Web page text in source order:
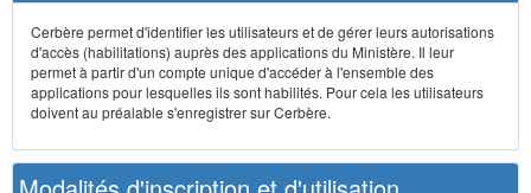
Cerbère permet d'identifier les utilisateurs et de gérer leurs autorisations
d'accès (habilitations) auprès des applications du Ministère. Il leur
permet à partir d'un compte unique d'accéder à l'ensemble des
applications pour lesquelles ils sont habilités. Pour cela les utilisateurs
doivent au préalable s'enregistrer sur Cerbère.